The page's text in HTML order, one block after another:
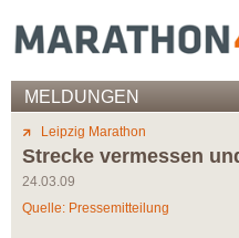
MELDUNGEN
Leipzig Marathon
Strecke vermessen
24.03.09
Quelle: Pressemitteilung